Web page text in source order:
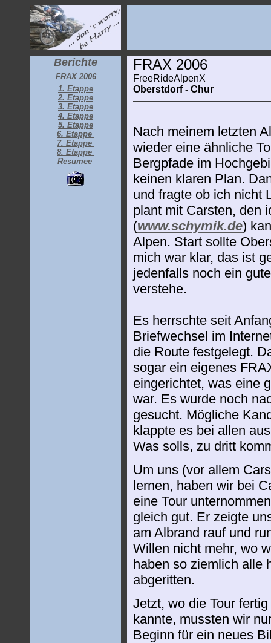
Berichte
FRAX 2006
1. Etappe
2. Etappe
3. Etappe
4. Etappe
5. Etappe
6. Etappe
7. Etappe
8. Etappe
Resumee
FRAX 2006
FreeRideAlpenX
Oberstdorf - Chur
Nach meinem letzten
wieder eine ähnliche
Bergpfade im
keinen klaren Plan.
und fragte ob ich nicht
plant mit Carsten, den
(www.schymik.de)
Alpen. Start sollte
mich war klar, das ist
jedenfalls noch ein
verstehe.
Es herrschte seit
Briefwechsel im
die Route festgelegt.
sogar ein eigenes
eingerichtet, was eine
war. Es wurde noch
gesucht. Mögliche
klappte es bei allen
Was solls, zu dritt
Um uns (vor allem
lernen, haben wir bei
eine Tour
gleich gut. Er zeigte
am Albrand rauf und
Willen nicht mehr, wo
haben so ziemlich alle
abgeritten.
Jetzt, wo die Tour
kannte, mussten wir
Beginn für ein neues